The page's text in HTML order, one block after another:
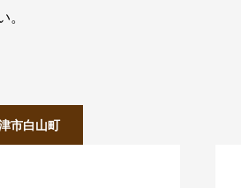
市白山町